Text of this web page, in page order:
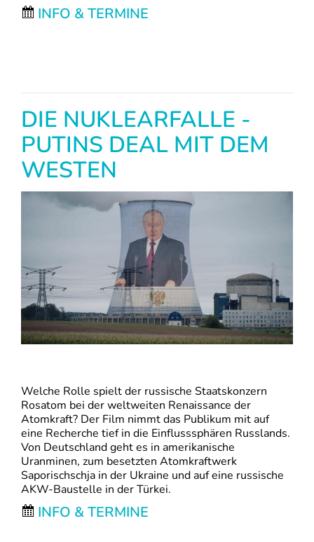
INFO & TERMINE
DIE NUKLEARFALLE -
PUTINS DEAL MIT DEM
WESTEN
Welche Rolle spielt der russische Staatskonzern
Rosatom bei der weltweiten Renaissance der
Atomkraft? Der Film nimmt das Publikum mit auf
eine Recherche tief in die Einflusssphären Russlands.
Von Deutschland geht es in amerikanische
Uranminen, zum besetzten Atomkraftwerk
Saporischschja in der Ukraine und auf eine russische
AKW-Baustelle in der Türkei.
INFO & TERMINE